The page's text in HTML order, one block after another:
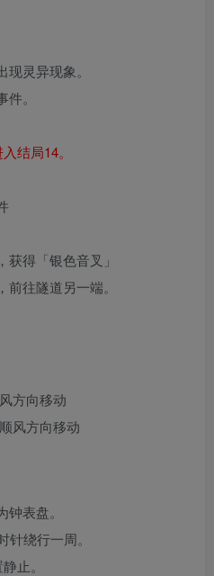
灵异现象。
。
结局14。
获得「银色音叉」
往隧道另一端。
方向移动
风方向移动
表盘。
针绕行一周。
止。